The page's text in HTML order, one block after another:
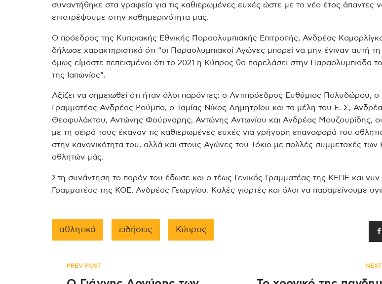
συναντήθηκε στα γραφεία για τις καθιερωμένες ευχές ώστε με το νέο έτος άπαντες
επιστρέψουμε στην καθημερινότητα μας.
Ο πρόεδρος της Κυπριακής Εθνικής Παραολυμπιακής Επιτροπής, Ανδρέας
δήλωσε χαρακτηριστικά ότι “οι Παραολυμπιακοί Αγώνες μπορεί να μην έγιναν αυτή τη
όμως είμαστε πεπεισμένοι ότι το 2021 η Κύπρος θα παρελάσει στην Παραολυμπιαδα
της Ιαπωνίας”.
Αξίζει να σημειωθεί ότι ήταν όλοι παρόντες: ο Αντιπρόεδρος Ευθύμιος Πολυδώρου, ο
Γραμματέας Ανδρέας Ρούμπα, ο Ταμίας Νίκος Δημητρίου και τα μέλη του Ε. Σ,
Θεοφυλάκτου, Αντώνης Φούρναρης, Αντώνης Αντωνίου και Ανδρέας Μουζουρίδης, οι
με τη σειρά τους έκαναν τις καθιερωμένες ευχές για γρήγορη επαναφορά του
στην κανονικότητα του, αλλά και στους Αγώνες του Τόκιο με πολλές συμμετοχές των
αθλητών μάς.
Στη συνάντηση το παρόν του έδωσε και ο τέως Γενικός Γραμματέας της ΚΕΠΕ και νυν
Γραμματέας της ΚΟΕ, Ανδρέας Γεωργίου. Καλές γιορτές και όλοι να παραμείνουμε
αθλητικά ειδήσεις Κύπρος
Πλοήγηση
PREV POST